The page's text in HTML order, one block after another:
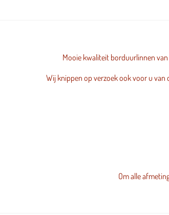
Mooie kwaliteit borduurlinnen
Wij knippen op verzoek ook voor u van
Om alle